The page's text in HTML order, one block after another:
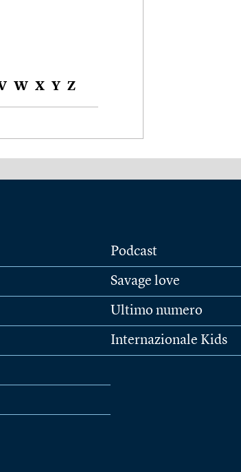
W X Y Z
Podcast
Savage love
Ultimo numero
Internazionale Kids